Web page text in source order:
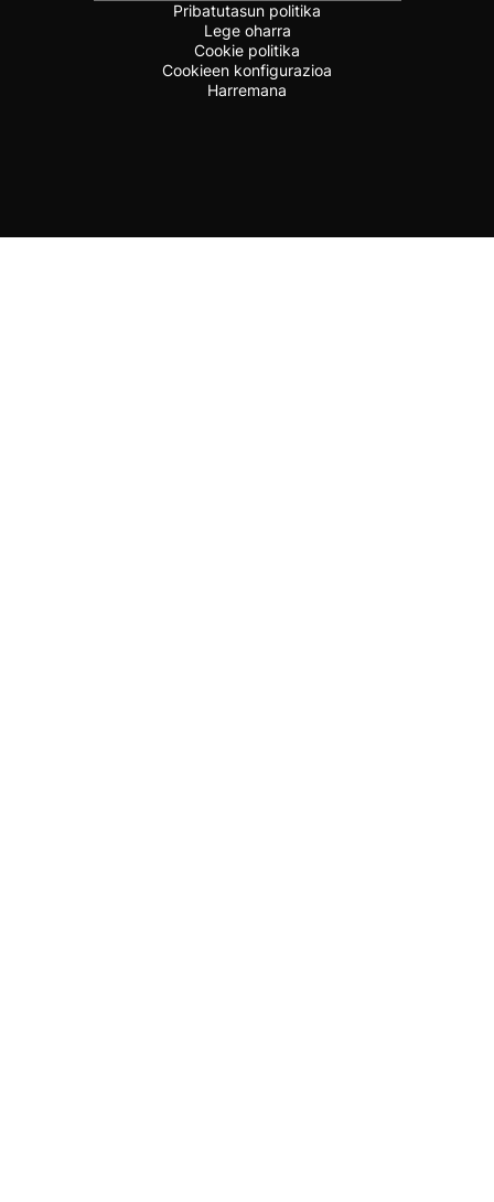
Pribatutasun politika
Lege oharra
Cookie politika
Cookieen konfigurazioa
Harremana